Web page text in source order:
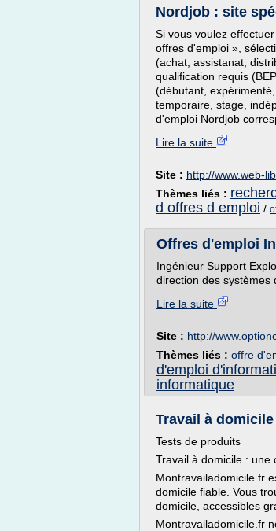
Nordjob : site
Si vous voulez
offres d'emploi »,
(achat, assistanat,
qualification requis
(débutant,
temporaire, stage,
d'emploi Nordjob
Lire la suite
Site : http://www.web-
Thèmes liés :
d offres d emploi /
Offres d'emploi
Ingénieur Support
direction des systèmes
Lire la suite
Site : http://
Thèmes liés : offre
d'emploi
informatique
Travail à
Tests de produits
Travail à domicile : une
Montravailadomicile.fr
domicile fiable. Vous
domicile, accessibles
Montravailadomicile.fr